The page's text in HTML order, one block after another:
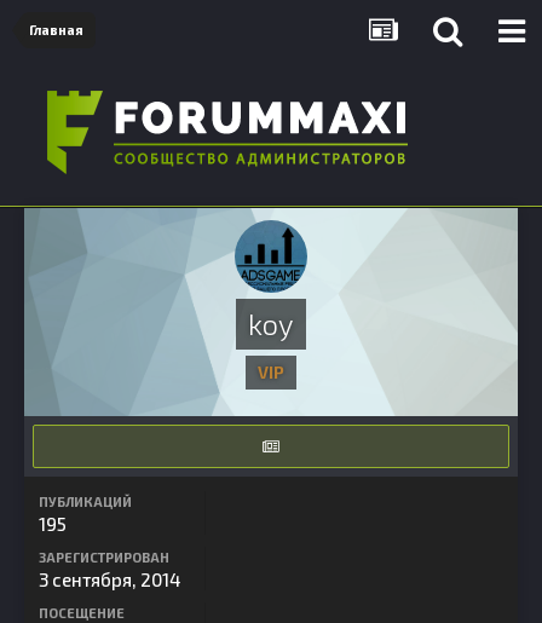
Главная
koy
VIP
ПУБЛИКАЦИЙ
195
ЗАРЕГИСТРИРОВАН
3 сентября, 2014
ПОСЕЩЕНИЕ